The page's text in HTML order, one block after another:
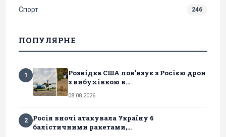
Спорт 246
ПОПУЛЯРНЕ
1
Розвідка США пов’язує з Росією дрон
з вибухівкою в...
08.08.2026
2
Росія вночі атакувала Україну 6
балістичними ракетами,...